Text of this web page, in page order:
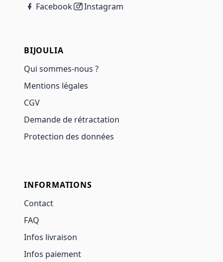
Facebook
Instagram
BIJOULIA
Qui sommes-nous ?
Mentions légales
CGV
Demande de rétractation
Protection des données
INFORMATIONS
Contact
FAQ
Infos livraison
Infos paiement